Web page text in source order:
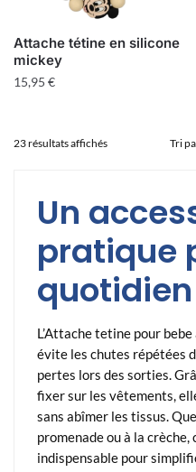
Attache tétine en silicone
mickey
15,95 €
23 résultats affichésTrié
Un
pratique
L’Attache tetine pour
évite les chutes répétées
pertes lors des sorties.
fixer sur les vêtements,
sans abîmer les tissus.
promenade ou à la
indispensable pour